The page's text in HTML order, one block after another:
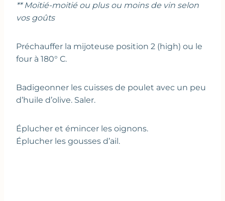
** Moitié-moitié ou plus ou moins de vin selon
vos goûts
Préchauffer la mijoteuse position 2 (high) ou le
four à 180° C.
Badigeonner les cuisses de poulet avec un peu
d’huile d’olive. Saler.
Éplucher et émincer les oignons.
Éplucher les gousses d’ail.